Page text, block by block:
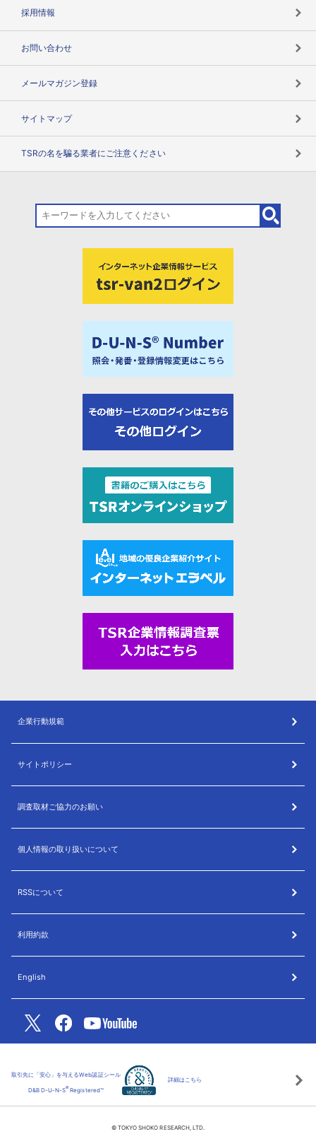
採用情報
お問い合わせ
メールマガジン登録
サイトマップ
TSRの名を騙る業者にご注意ください
企業行動規範
サイトポリシー
調査取材ご協力のお願い
個人情報の取り扱いについて
RSSについて
利用約款
English
© TOKYO SHOKO RESEARCH, LTD.
取引先に「安心」を与えるWeb認証シール
D&B D-U-N-S® Registered™
詳細はこちら